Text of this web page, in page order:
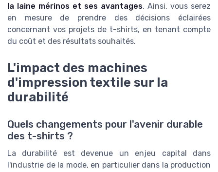
la laine mérinos et ses avantages. Ainsi, vous serez
en mesure de prendre des décisions éclairées
concernant vos projets de t-shirts, en tenant compte
du coût et des résultats souhaités.
L'impact des machines
d'impression textile sur la
durabilité
Quels changements pour l'avenir durable
des t-shirts ?
La durabilité est devenue un enjeu capital dans
l'industrie de la mode, en particulier dans la production